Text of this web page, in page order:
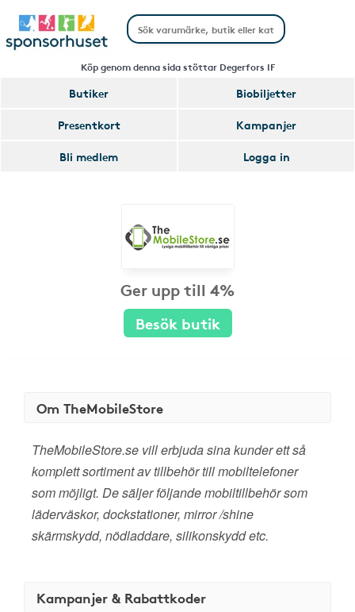
Köp genom denna sida stöttar Degerfors IF
Butiker
Biobiljetter
Presentkort
Kampanjer
Bli medlem
Logga in
Ger upp till 4%
Besök butik
Om TheMobileStore
TheMobileStore.se vill erbjuda sina kunder ett så
komplett sortiment av tillbehör till mobiltelefoner
som möjligt. De säljer följande mobiltillbehör som
läderväskor, dockstationer, mirror /shine
skärmskydd, nödladdare, silikonskydd etc.
Kampanjer & Rabattkoder